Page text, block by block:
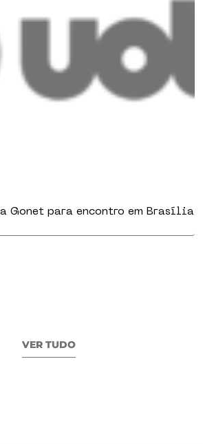
Gonet para encontro em Brasília
VER TUDO